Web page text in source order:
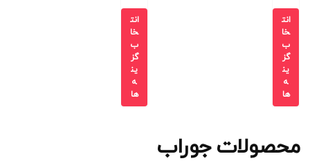
انت
خا
ب
گز
ین
ه
ها
انت
خا
ب
گز
ین
ه
ها
محصولات جوراب